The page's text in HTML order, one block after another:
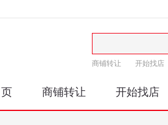
商铺转让 开始找店
商铺转让 开始找店